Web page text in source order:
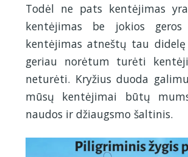
Todėl ne pats kentėjimas
kentėjimas be jokios geros
kentėjimas atneštų tau
geriau norėtum turėti
neturėti. Kryžius duoda
mūsų kentėjimai būtų
naudos ir džiaugsmo šaltinis.